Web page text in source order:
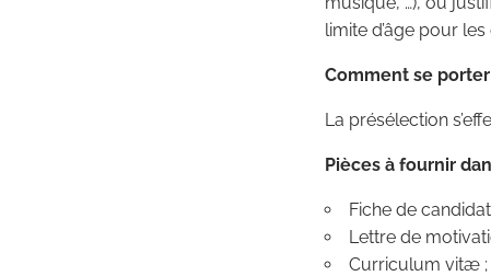
limite d’âge pour les
Comment se
La présélection
Pièces à fournir
Fiche de
Lettre de
Curriculum vitæ ;